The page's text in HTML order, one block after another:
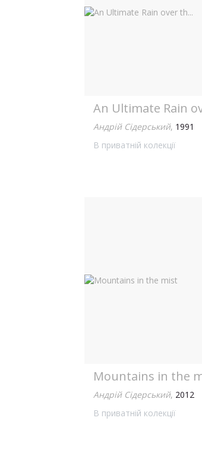
An Ultimate Rain
Андрій Сідерський, 1991
В приватній колекції
Mountains in the
Андрій Сідерський, 2012
В приватній колекції